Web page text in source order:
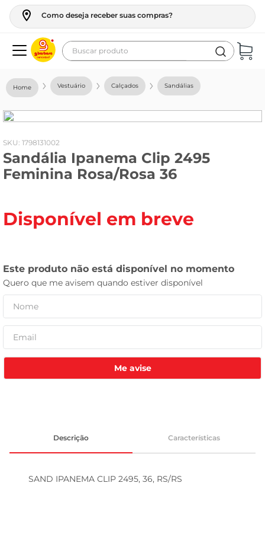
Como deseja receber suas compras?
Buscar produto
Vestuário Calçados Sandálias
: 1798131002
Sandália Ipanema Clip 2495
Feminina Rosa/Rosa 36
Disponível em breve
Me avise
Descrição Características
SAND IPANEMA CLIP 2495, 36, RS/RS
geladeira
fogao
café
cerveja
leite
celular